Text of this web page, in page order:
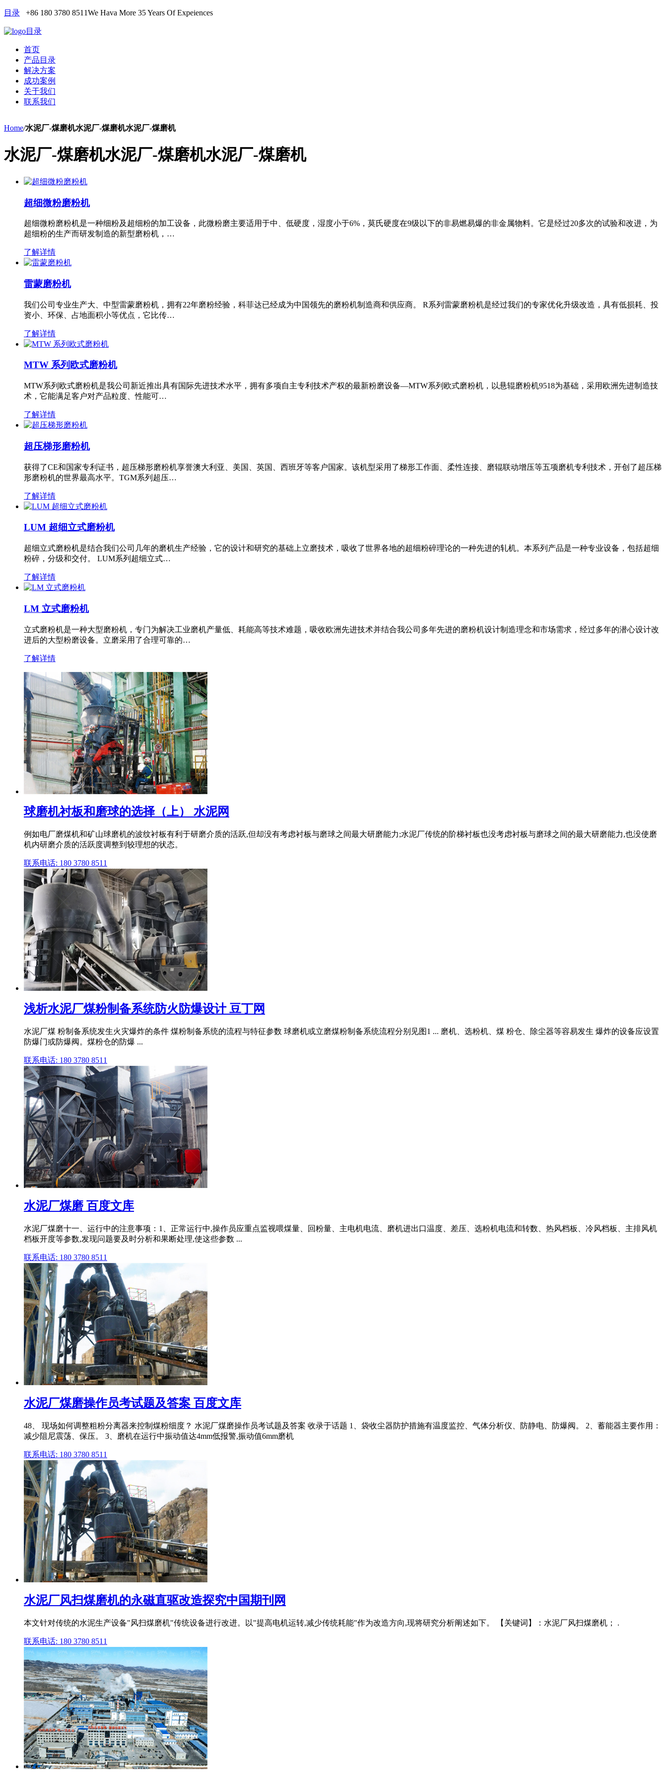
目录 +86 180 3780 8511We Hava More 35 Years Of Expeiences
目录
首页
产品目录
解决方案
成功案例
关于我们
联系我们
Home/水泥厂-煤磨机水泥厂-煤磨机水泥厂-煤磨机
水泥厂-煤磨机水泥厂-煤磨机水泥厂-煤磨机
超细微粉磨粉机
超细微粉磨粉机是一种细粉及超细粉的加工设备，此微粉磨主要适用于中、低硬度，湿度小于6%，莫氏硬度在9级以下的非易燃易爆的非金属物料。它是经过20多次的试验和改进，为
超细粉的生产而研发制造的新型磨粉机，…
了解详情
雷蒙磨粉机
我们公司专业生产大、中型雷蒙磨粉机，拥有22年磨粉经验，科菲达已经成为中国领先的磨粉机制造商和供应商。 R系列雷蒙磨粉机是经过我们的专家优化升级改造，具有低损耗、投
资小、环保、占地面积小等优点，它比传…
了解详情
MTW 系列欧式磨粉机
MTW系列欧式磨粉机是我公司新近推出具有国际先进技术水平，拥有多项自主专利技术产权的最新粉磨设备—MTW系列欧式磨粉机，以悬辊磨粉机9518为基础，采用欧洲先进制造技
术，它能满足客户对产品粒度、性能可…
了解详情
超压梯形磨粉机
获得了CE和国家专利证书，超压梯形磨粉机享誉澳大利亚、美国、英国、西班牙等客户国家。该机型采用了梯形工作面、柔性连接、磨辊联动增压等五项磨机专利技术，开创了超压梯
形磨粉机的世界最高水平。TGM系列超压…
了解详情
LUM 超细立式磨粉机
超细立式磨粉机是结合我们公司几年的磨机生产经验，它的设计和研究的基础上立磨技术，吸收了世界各地的超细粉碎理论的一种先进的轧机。本系列产品是一种专业设备，包括超细
粉碎，分级和交付。 LUM系列超细立式…
了解详情
LM 立式磨粉机
立式磨粉机是一种大型磨粉机，专门为解决工业磨机产量低、耗能高等技术难题，吸收欧洲先进技术并结合我公司多年先进的磨粉机设计制造理念和市场需求，经过多年的潜心设计改
进后的大型粉磨设备。立磨采用了合理可靠的…
了解详情
球磨机衬板和磨球的选择（上） 水泥网
例如电厂磨煤机和矿山球磨机的波纹衬板有利于研磨介质的活跃,但却没有考虑衬板与磨球之间最大研磨能力;水泥厂传统的阶梯衬板也没考虑衬板与磨球之间的最大研磨能力,也没使磨
机内研磨介质的活跃度调整到较理想的状态。
联系电话: 180 3780 8511
浅析水泥厂煤粉制备系统防火防爆设计 豆丁网
水泥厂煤 粉制备系统发生火灾爆炸的条件 煤粉制备系统的流程与特征参数 球磨机或立磨煤粉制备系统流程分别见图1 ... 磨机、选粉机、煤 粉仓、除尘器等容易发生 爆炸的设备应设置
防爆门或防爆阀。煤粉仓的防爆 ...
联系电话: 180 3780 8511
水泥厂煤磨 百度文库
水泥厂煤磨十一、运行中的注意事项：1、正常运行中,操作员应重点监视喂煤量、回粉量、主电机电流、磨机进出口温度、差压、选粉机电流和转数、热风档板、冷风档板、主排风机
档板开度等参数,发现问题要及时分析和果断处理,使这些参数 ...
联系电话: 180 3780 8511
水泥厂煤磨操作员考试题及答案 百度文库
48、 现场如何调整粗粉分离器来控制煤粉细度？ 水泥厂煤磨操作员考试题及答案 收录于话题 1、袋收尘器防护措施有温度监控、气体分析仪、防静电、防爆阀。 2、蓄能器主要作用：
减少阻尼震荡、保压。 3、磨机在运行中振动值达4mm低报警,振动值6mm磨机
联系电话: 180 3780 8511
水泥厂风扫煤磨机的永磁直驱改造探究中国期刊网
本文针对传统的水泥生产设备"风扫煤磨机"传统设备进行改进。以"提高电机运转,减少传统耗能"作为改造方向,现将研究分析阐述如下。 【关键词】：水泥厂风扫煤磨机； .
联系电话: 180 3780 8511